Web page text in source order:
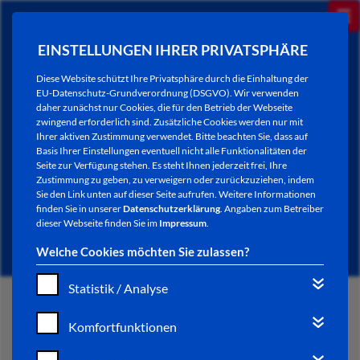
EINSTELLUNGEN IHRER PRIVATSPHÄRE
Diese Website schützt Ihre Privatsphäre durch die Einhaltung der
EU-Datenschutz-Grundverordnung (DSGVO). Wir verwenden
daher zunächst nur Cookies, die für den Betrieb der Webseite
zwingend erforderlich sind. Zusätzliche Cookies werden nur mit
Ihrer aktiven Zustimmung verwendet. Bitte beachten Sie, dass auf
Basis Ihrer Einstellungen eventuell nicht alle Funktionalitäten der
Seite zur Verfügung stehen. Es steht Ihnen jederzeit frei, Ihre
Zustimmung zu geben, zu verweigern oder zurückzuziehen, indem
Sie den Link unten auf dieser Seite aufrufen. Weitere Informationen
finden Sie in unsererDatenschutzerklärung. Angaben zum Betreiber
dieser Webseite finden Sie im Impressum.
Welche Cookies möchten Sie zulassen?
Statistik / Analyse
Komfortfunktionen
NEWSLETTER / CITY LETTER
START